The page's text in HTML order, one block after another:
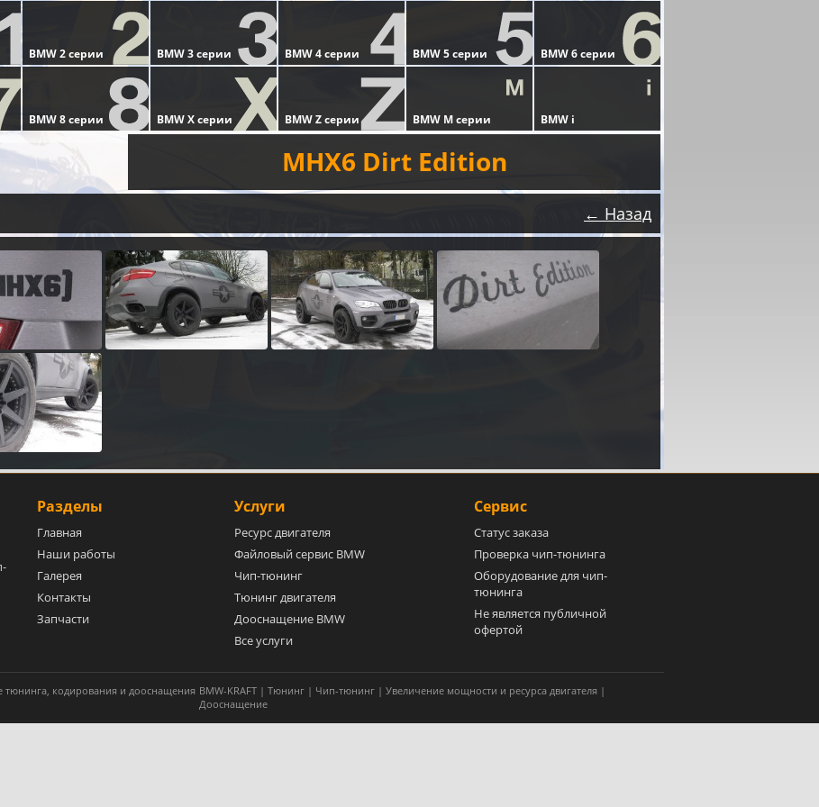
MHX6 Dirt Edition
← Назад
Разделы
Главная
Наши работы
Галерея
Контакты
Запчасти
Услуги
Ресурс двигателя
Файловый сервис BMW
Чип-тюнинг
Тюнинг двигателя
Дооснащение BMW
Все услуги
Сервис
Статус заказа
Проверка чип-тюнинга
Оборудование для чип-
тюнинга
Не является публичной
офертой
тюнинга, кодирования и дооснащения BMW-KRAFT | Тюнинг | Чип-тюнинг | Увеличение мощности и ресурса двигателя |
Дооснащение